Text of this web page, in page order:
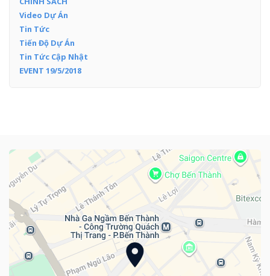
Video Dự Án
Tin Tức
Tiến Độ Dự Án
Tin Tức Cập Nhật
EVENT 19/5/2018